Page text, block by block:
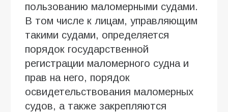
пользованию маломерными судами.
В том числе к лицам, управляющим
такими судами, определяется
порядок государственной
регистрации маломерного судна и
прав на него, порядок
освидетельствования маломерных
судов, а также закрепляются